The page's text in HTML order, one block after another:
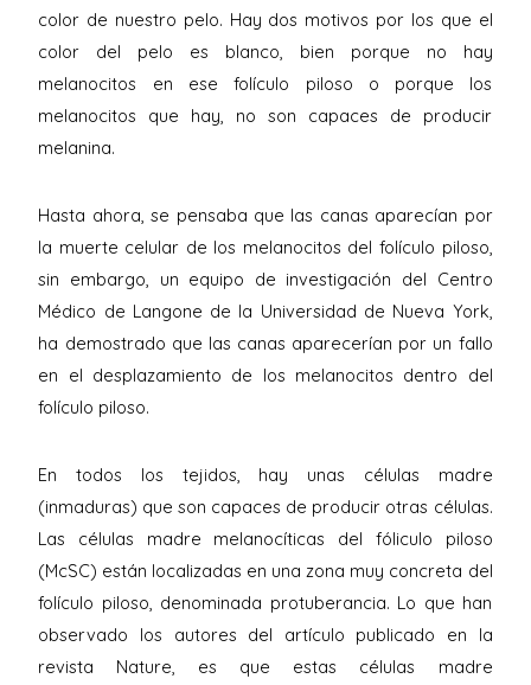
color de nuestro pelo. Hay dos motivos por los que el
color del pelo es blanco, bien porque no hay
melanocitos en ese folículo piloso o porque los
melanocitos que hay, no son capaces de producir
melanina.
Hasta ahora, se pensaba que las canas aparecían por
la muerte celular de los melanocitos del folículo piloso,
sin embargo, un equipo de investigación del Centro
Médico de Langone de la Universidad de Nueva York,
ha demostrado que las canas aparecerían por un fallo
en el desplazamiento de los melanocitos dentro del
folículo piloso.
En todos los tejidos, hay unas células madre
(inmaduras) que son capaces de producir otras células.
Las células madre melanocíticas del fóliculo piloso
(McSC) están localizadas en una zona muy concreta del
folículo piloso, denominada protuberancia. Lo que han
observado los autores del artículo publicado en la
revista Nature, es que estas células madre